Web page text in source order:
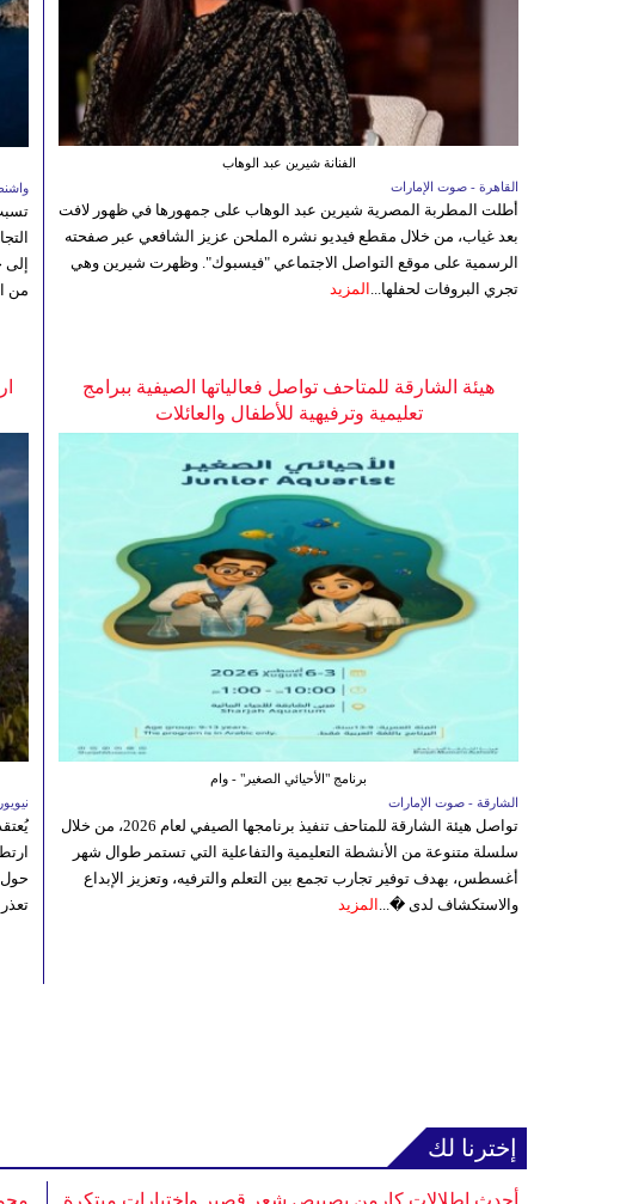
من
الفنانة شيرين عبد الوهاب
القاهرة - صوت الإمارات
أطلت المطربة المصرية شيرين عبد الوهاب على جمهورها في ظهور لافت
بعد غياب، من خلال مقطع فيديو نشره الملحن عزيز الشافعي عبر صفحته
الرسمية على موقع التواصل الاجتماعي "فيسبوك". وظهرت شيرين وهي
تجري البروفات لحفلها... المزيد
حول
هيئة الشارقة للمتاحف تواصل فعالياتها الصيفية ببرامج
تعليمية وترفيهية للأطفال والعائلات
برنامج "الأحيائي الصغير" - وام
الشارقة - صوت الإمارات
تواصل هيئة الشارقة للمتاحف تنفيذ برنامجها الصيفي لعام 2026، من خلال
سلسلة متنوعة من الأنشطة التعليمية والتفاعلية التي تستمر طوال شهر
أغسطس، بهدف توفير تجارب تجمع بين التعلم والترفيه، وتعزيز الإبداع
والاستكشاف لدى �... المزيد
إخترنا لك